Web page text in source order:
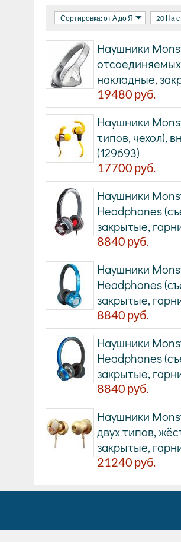
Сортировка: от А до Я 20 На
Наушники
отсоединяемых
накладные,
19480 руб.
Наушники
типов, чехол),
(129693)
17700 руб.
Наушники
Headphones
закрытые,
8840 руб.
Наушники
Headphones
закрытые,
8840 руб.
Наушники
Headphones
закрытые,
8840 руб.
Наушники
двух типов,
закрытые,
21240 руб.